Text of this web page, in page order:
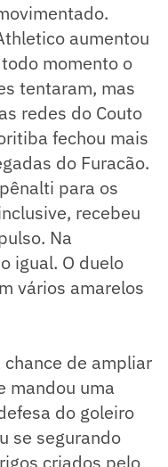
aumentou
momento o
tentaram, mas
redes do Couto
fechou mais
do Furacão.
para os
recebeu
Na
igual. O duelo
vários amarelos
de ampliar
mandou uma
do goleiro
se segurando